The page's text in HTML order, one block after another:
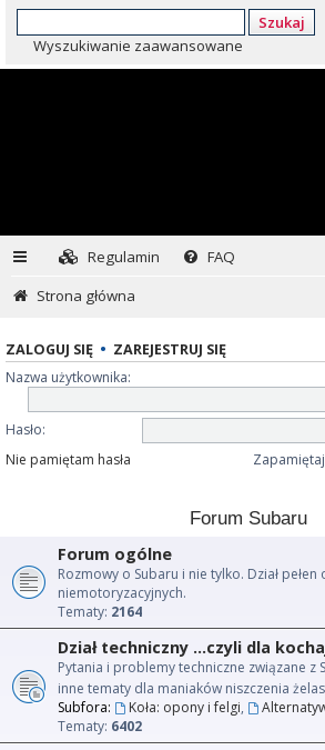
Szukaj
Wyszukiwanie zaawansowane
Regulamin
FAQ
Strona główna
ZALOGUJ SIĘ • ZAREJESTRUJ SIĘ
Nazwa użytkownika:
Hasło:
Nie pamiętam hasła
Forum Subaru
Forum ogólne
Rozmowy o Subaru i nie tylko. Dział
niemotoryzacyjnych.
Tematy: 2164
Dział techniczny ...czyli dla
Pytania i problemy techniczne związane z
inne tematy dla maniaków niszczenia
Subfora:
Koła: opony i felgi,
Tematy: 6402